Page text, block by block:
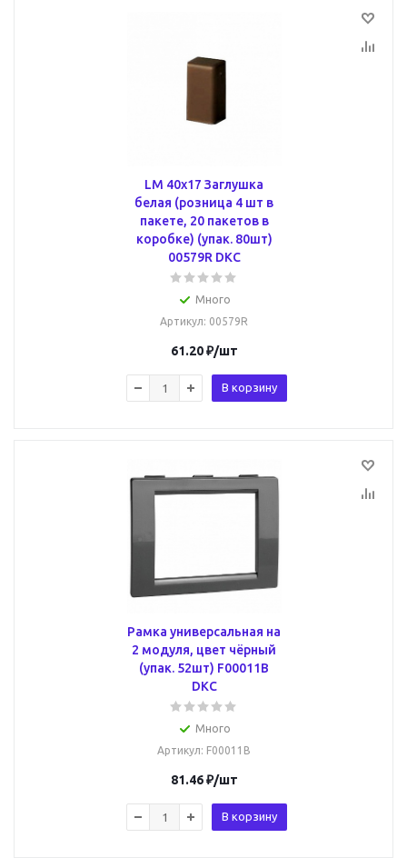
LM 40x17 Заглушка
белая (розница 4 шт в
пакете, 20 пакетов в
коробке) (упак. 80шт)
00579R DKC
Много
Артикул: 00579R
61.20₽/шт
В корзину
Рамка универсальная на
2 модуля, цвет чёрный
(упак. 52шт) F00011B
DKC
Много
Артикул: F00011B
81.46₽/шт
В корзину